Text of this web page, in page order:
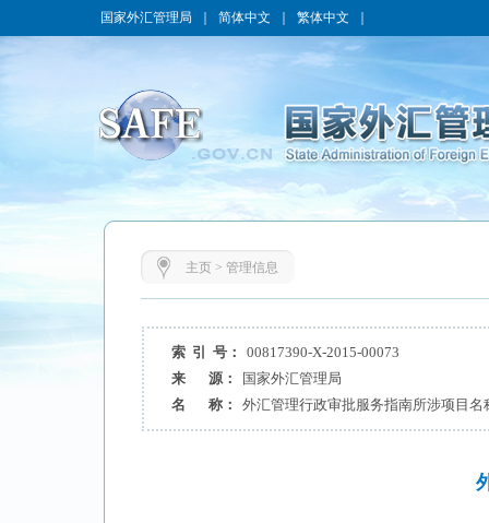
国家外汇管理局 简体中文 繁体中文
主页> 管理信息
索 引 号：
00817390-X-2015-00073
来 源：
国家外汇管理局
名 称：
外汇管理行政审批服务指南所涉项目名